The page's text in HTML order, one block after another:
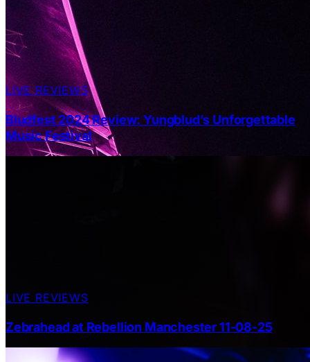
LIVE REVIEWS
Bludfest 2024 Review: Yungblud’s Unforgettable
Music Festival
LIVE REVIEWS
Zebrahead at Rebellion Manchester 11-08-25